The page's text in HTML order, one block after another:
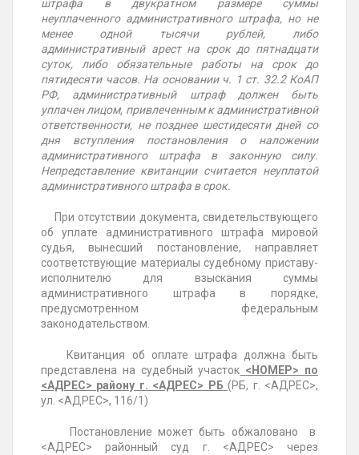
штрафа в двукратном размере суммы
неуплаченного административного штрафа, но не
менее одной тысячи рублей, либо
административный арест на срок до пятнадцати
суток, либо обязательные работы на срок до
пятидесяти часов. На основании ч. 1 ст. 32.2 КоАП
РФ, административный штраф должен быть
уплачен лицом, привлеченным к административной
ответственности, не позднее шестидесяти дней со
дня вступления постановления о наложении
административного штрафа в законную силу.
Непредставление квитанции считается неуплатой
административного штрафа в срок.
При отсутствии документа, свидетельствующего
об уплате административного штрафа мировой
судья, вынесший постановление, направляет
соответствующие материалы судебному приставу-
исполнителю для взыскания суммы
административного штрафа в порядке,
предусмотренном федеральным
законодательством.
Квитанция об оплате штрафа должна быть
представлена на судебный участок <НОМЕР> по
<АДРЕС> району г. <АДРЕС> РБ (РБ, г. <АДРЕС>,
ул. <АДРЕС>, 116/1)
Постановление может быть обжаловано в
<АДРЕС> районный суд г. <АДРЕС> через